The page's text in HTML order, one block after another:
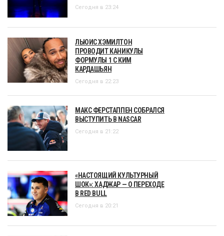
Сегодня в 23:24
ЛЬЮИС ХЭМИЛТОН
ПРОВОДИТ КАНИКУЛЫ
ФОРМУЛЫ 1 С КИМ
КАРДАШЬЯН
Сегодня в 22:23
МАКС ФЕРСТАППЕН СОБРАЛСЯ
ВЫСТУПИТЬ В NASCAR
Сегодня в 21:22
«НАСТОЯЩИЙ КУЛЬТУРНЫЙ
ШОК»: ХАДЖАР — О ПЕРЕХОДЕ
В RED BULL
Сегодня в 20:21